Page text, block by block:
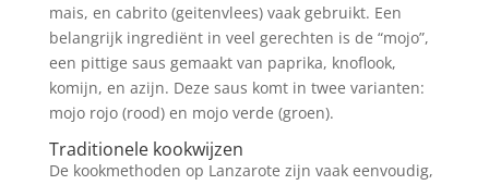
mais, en cabrito (geitenvlees) vaak gebruikt. Een
belangrijk ingrediënt in veel gerechten is de “mojo”,
een pittige saus gemaakt van paprika, knoflook,
komijn, en azijn. Deze saus komt in twee varianten:
mojo rojo (rood) en mojo verde (groen).
Traditionele kookwijzen
De kookmethoden op Lanzarote zijn vaak eenvoudig,